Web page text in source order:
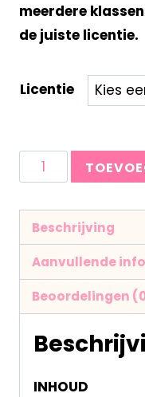
meerdere
de juiste licentie.
Licentie
Beschrijving
Aanvullende
Beoordelingen
INHOUD